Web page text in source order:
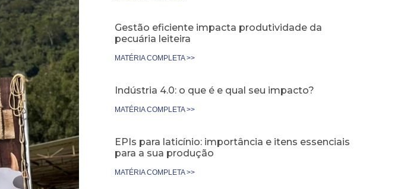
Gestão eficiente impacta produtividade da
pecuária leiteira
MATÉRIA COMPLETA >>
Indústria 4.0: o que é e qual seu impacto?
MATÉRIA COMPLETA >>
EPIs para laticínio: importância e itens essenciais
para a sua produção
MATÉRIA COMPLETA >>